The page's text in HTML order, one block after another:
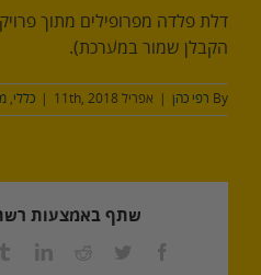
דלת פלדה מפרופילים מתוך
הקבלן שמור במערכת).
By רפי כהן אפריל 11th, 2018 כללי,
שתף באמצעות
Facebook
Twitter
Reddit